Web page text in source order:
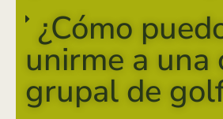
¿Cómo
unirme a una
grupal de